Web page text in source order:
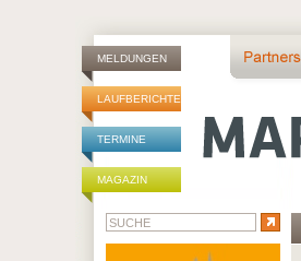
MELDUNGEN
LAUFBERICHTE
TERMINE
MAGAZIN